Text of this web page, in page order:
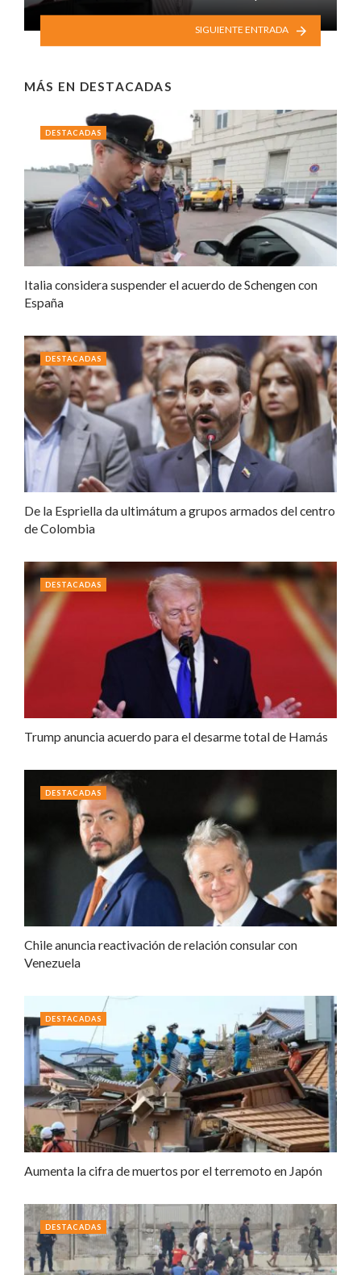
SIGUIENTE ENTRADA
MÁS EN DESTACADAS
Italia considera suspender el acuerdo de Schengen con
España
DESTACADAS
De la Espriella da ultimátum a grupos armados del centro
de Colombia
DESTACADAS
Trump anuncia acuerdo para el desarme total de Hamás
DESTACADAS
Chile anuncia reactivación de relación consular con
Venezuela
DESTACADAS
Aumenta la cifra de muertos por el terremoto en Japón
DESTACADAS
DESTACADAS